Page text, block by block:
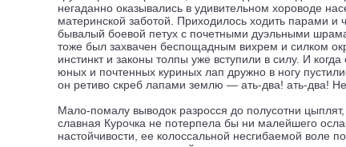
негаданно оказывались в удивительном хороводе
материнской заботой. Приходилось ходить парами и
бывалый боевой петух с почетными дуэльными
тоже был захвачен беспощадным вихрем и силком
инстинкт и законы толпы уже вступили в силу. И
юных и почтенных куриных лап дружно в ногу
он ретиво скреб лапами землю — ать-два! ать-два!
Мало-помалу выводок разросся до полусотни
славная Курочка не потерпела бы ни малейшего
настойчивости, ее колоссальной несгибаемой